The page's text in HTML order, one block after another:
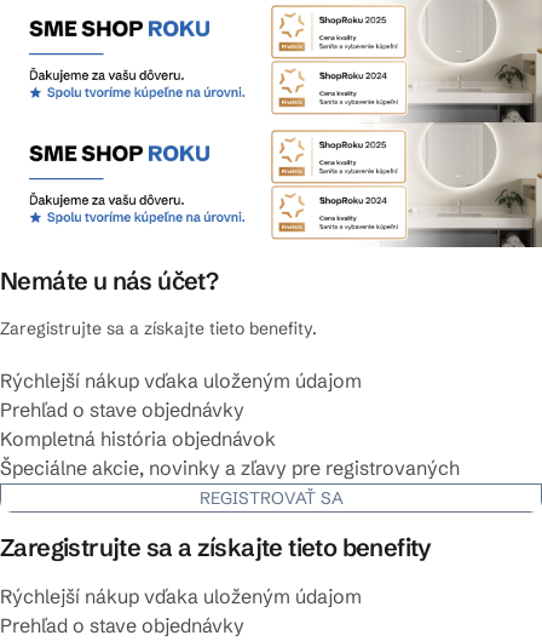
Nemáte u nás účet?
Zaregistrujte sa a získajte tieto benefity.
Rýchlejší nákup vďaka uloženým údajom
Prehľad o stave objednávky
Kompletná história objednávok
Špeciálne akcie, novinky a zľavy pre registrovaných
REGISTROVAŤ SA
Zaregistrujte sa a získajte tieto benefity
Rýchlejší nákup vďaka uloženým údajom
Prehľad o stave objednávky